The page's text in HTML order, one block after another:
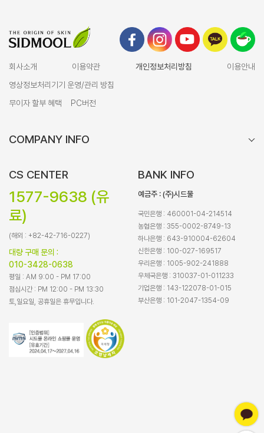
회사소개 이용약관 개인정보처리방침
이용안내
영상정보처리기기 운영/관리 방침
무이자 할부 혜택
PC버전
COMPANY INFO
CS CENTER
1577-9638 (유
료)
(해외 : +82-42-716-0227)
대량 구매 문의 :
010-3428-0638
평일 : AM 9:00 - PM 17:00
점심시간 : PM 12:00 - PM 13:30
토,일요일, 공휴일은 휴무입니다.
BANK INFO
예금주 : (주)시드물
국민은행 : 460001-04-214514
농협은행 : 355-0002-8749-13
하나은행 : 643-910004-62604
신한은행 : 100-027-169517
우리은행 : 1005-902-241888
우체국은행 : 310037-01-011233
기업은행 : 143-122078-01-015
부산은행 : 101-2047-1354-09